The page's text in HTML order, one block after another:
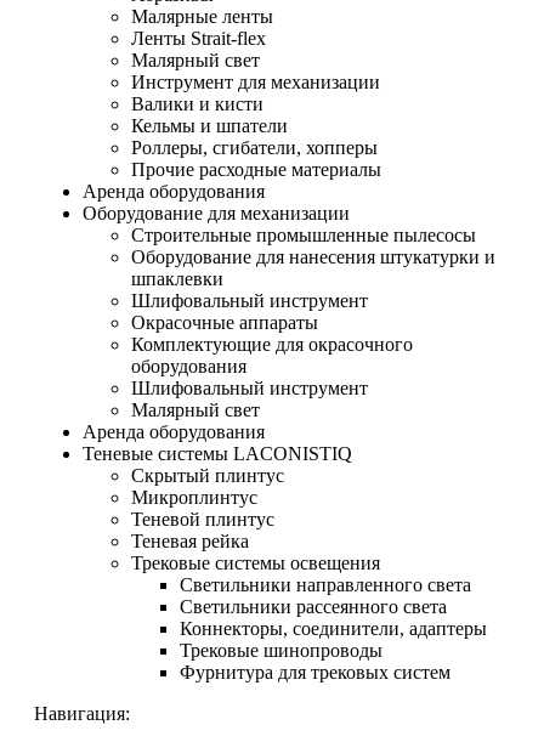
Малярные ленты
Ленты Strait-flex
Малярный свет
Инструмент для механизации
Валики и кисти
Кельмы и шпатели
Роллеры, сгибатели, хопперы
Прочие расходные материалы
Аренда оборудования
Оборудование для механизации
Строительные промышленные пылесосы
Оборудование для нанесения штукатурки и
шпаклевки
Шлифовальный инструмент
Окрасочные аппараты
Комплектующие для окрасочного
оборудования
Шлифовальный инструмент
Малярный свет
Аренда оборудования
Теневые системы LACONISTIQ
Скрытый плинтус
Микроплинтус
Теневой плинтус
Теневая рейка
Трековые системы освещения
Светильники направленного света
Светильники рассеянного света
Коннекторы, соединители, адаптеры
Трековые шинопроводы
Фурнитура для трековых систем
Навигация: